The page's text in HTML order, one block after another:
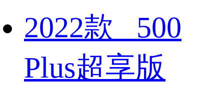
2022款 500
Plus超享版